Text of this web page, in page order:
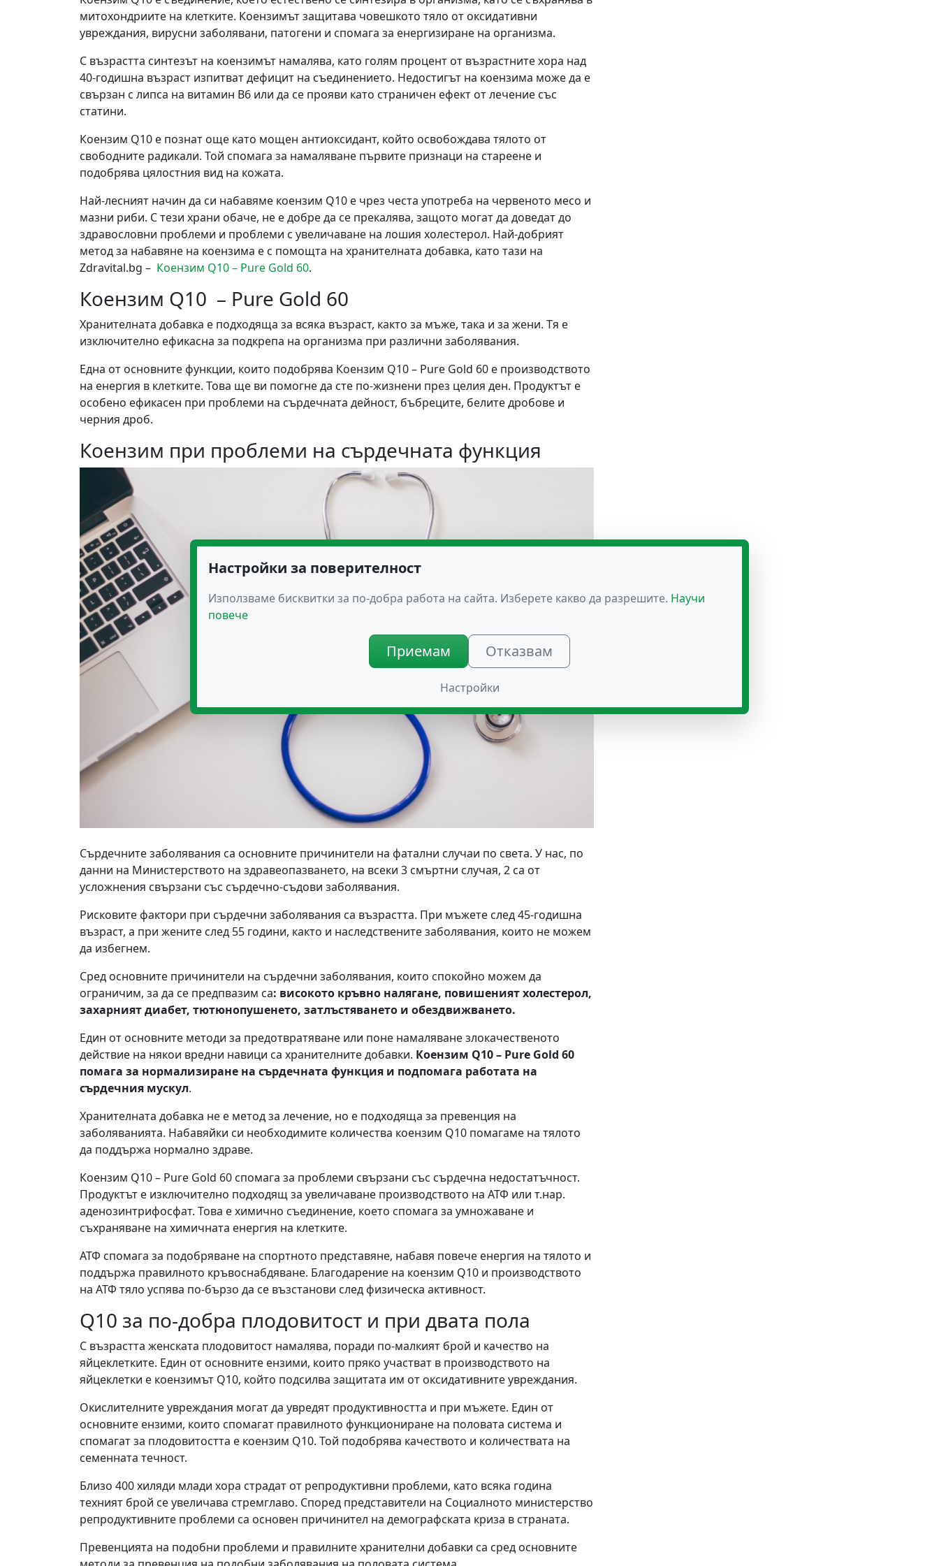
митохондриите на клетките. Коензимът защитава човешкото тяло от оксидативни
увреждания, вирусни заболявани, патогени и спомага за енергизиране на организма.
С възрастта синтезът на коензимът намалява, като голям процент от възрастните хора над
40-годишна възраст изпитват дефицит на съединението. Недостигът на коензима може да е
свързан с липса на витамин B6 или да се прояви като страничен ефект от лечение със
статини.
Коензим Q10 е познат още като мощен антиоксидант, който освобождава тялото от
свободните радикали. Той спомага за намаляване първите признаци на стареене и
подобрява цялостния вид на кожата.
Най-лесният начин да си набавяме коензим Q10 е чрез честа употреба на червеното месо и
мазни риби. С тези храни обаче, не е добре да се прекалява, защото могат да доведат до
здравословни проблеми и проблеми с увеличаване на лошия холестерол. Най-добрият
метод за набавяне на коензима е с помощта на хранителната добавка, като тази на
Zdravital.bg – Коензим Q10 – Pure Gold 60.
Коензим Q10 – Pure Gold 60
Хранителната добавка е подходяща за всяка възраст, както за мъже, така и за жени. Тя е
изключително ефикасна за подкрепа на организма при различни заболявания.
Една от основните функции, които подобрява Коензим Q10 – Pure Gold 60 е производството
на енергия в клетките. Това ще ви помогне да сте по-жизнени през целия ден. Продуктът е
особено ефикасен при проблеми на сърдечната дейност, бъбреците, белите дробове и
черния дроб.
Коензим при проблеми на сърдечната функция
Сърдечните заболявания са основните причинители на фатални случаи по света. У нас, по
данни на Министерството на здравеопазването, на всеки 3 смъртни случая, 2 са от
усложнения свързани със сърдечно-съдови заболявания.
Рисковите фактори при сърдечни заболявания са възрастта. При мъжете след 45-годишна
възраст, а при жените след 55 години, както и наследствените заболявания, които не можем
да избегнем.
Сред основните причинители на сърдечни заболявания, които спокойно можем да
ограничим, за да се предпвазим са: високото кръвно налягане, повишеният холестерол,
захарният диабет, тютюнопушенето, затлъстяването и обездвижването.
Един от основните методи за предотвратяване или поне намаляване злокачественото
действие на някои вредни навици са хранителните добавки. Коензим Q10– Pure Gold 60
помага за нормализиране на сърдечната функция и подпомага работата на
сърдечния мускул.
Хранителната добавка не е метод за лечение, но е подходяща за превенция на
заболяванията. Набавяйки си необходимите количества коензим Q10 помагаме на тялото
да поддържа нормално здраве.
Коензим Q10 – Pure Gold 60 спомага за проблеми свързани със сърдечна недостатъчност.
Продуктът е изключително подходящ за увеличаване производството на АТФ или т.нар.
аденозинтрифосфат. Това е химично съединение, което спомага за умножаване и
съхраняване на химичната енергия на клетките.
АТФ спомага за подобряване на спортното представяне, набавя повече енергия на тялото и
поддържа правилното кръвоснабдяване. Благодарение на коензим Q10 и производството
на АТФ тяло успява по-бързо да се възстанови след физическа активност.
Q10 за по-добра плодовитост и при двата пола
С възрастта женската плодовитост намалява, поради по-малкият брой и качество на
яйцеклетките. Един от основните ензими, които пряко участват в производството на
яйцеклетки е коензимът Q10, който подсилва защитата им от оксидативните увреждания.
Окислителните увреждания могат да увредят продуктивността и при мъжете. Един от
основните ензими, които спомагат правилното функциониране на половата система и
спомагат за плодовитостта е коензим Q10. Той подобрява качеството и количествата на
семенната течност.
Близо 400 хиляди млади хора страдат от репродуктивни проблеми, като всяка година
техният брой се увеличава стремглаво. Според представители на Социалното министерство
репродуктивните проблеми са основен причинител на демографската криза в страната.
Превенцията на подобни проблеми и правилните хранителни добавки са сред основните
Настройки за поверителност
Използваме бисквитки за по-добра работа на сайта. Изберете какво да разрешите. Научи
повече
Приемам Отказвам
Настройки